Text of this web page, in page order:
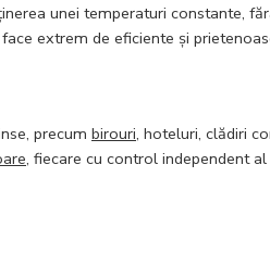
unei temperaturi constante,
extrem de eficiente și
precum birouri, hoteluri, clădiri
, fiecare cu control independent